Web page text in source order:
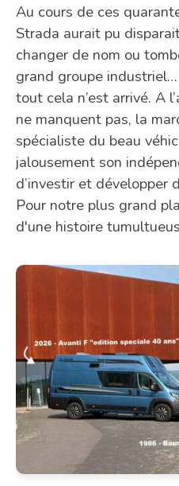
Au cours de ces
Strada aurait pu
changer de nom ou
grand groupe
tout cela n’est arrivé. A
ne manquent pas, la
spécialiste du beau
jalousement son
d’investir et développer
Pour notre plus grand
d'une histoire